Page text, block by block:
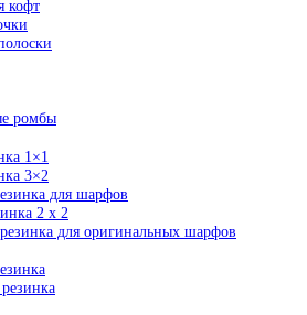
кофт
ромбы
1×1
3×2
для шарфов
2 x 2
для оригинальных шарфов